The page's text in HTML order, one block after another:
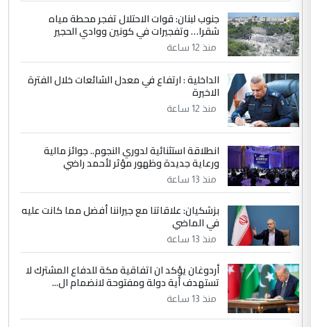
4 سردار
التعليق : واحد من عصابة علي ماما يسقط
جنسية الرافد الثالث للعراق ومن اصول عريقة
الموضوع :
الجواهري يرد على صدام حسين سل
مضجعيك يابن الزنا (نص كامل)
5 سردار
التعليق : واحد من عصابة علي ماما يسقط
جنسية الرافد الثالث للعراق ومن اصول عريقة
الموضوع :
الجواهري يرد على صدام حسين سل
مضجعيك يابن الزنا (نص كامل)
جنوب لبنان: قوات الاحتلال تفجر محطة مياه
شقرا… وتفجيرات في كونين ووادي الحجير
منذ 12 ساعة
الداخلية : ارتفاع في معدل الشائعات خلال الفترة
الاخيرة
منذ 12 ساعة
انطلاقة استثنائية لدوري النجوم.. جوائز مالية
ورعاية جديدة وظهور مؤثر لأحمد راضي
منذ 13 ساعة
بزشكيان: علاقاتنا مع جيراننا أفضل مما كانت عليه
في الماضي
منذ 13 ساعة
أردوغان يؤكد ان اتفاقية مكة للدفاع المشترك لا
تستهدف أية دولة ومفتوحة لانضمام ال...
منذ 13 ساعة